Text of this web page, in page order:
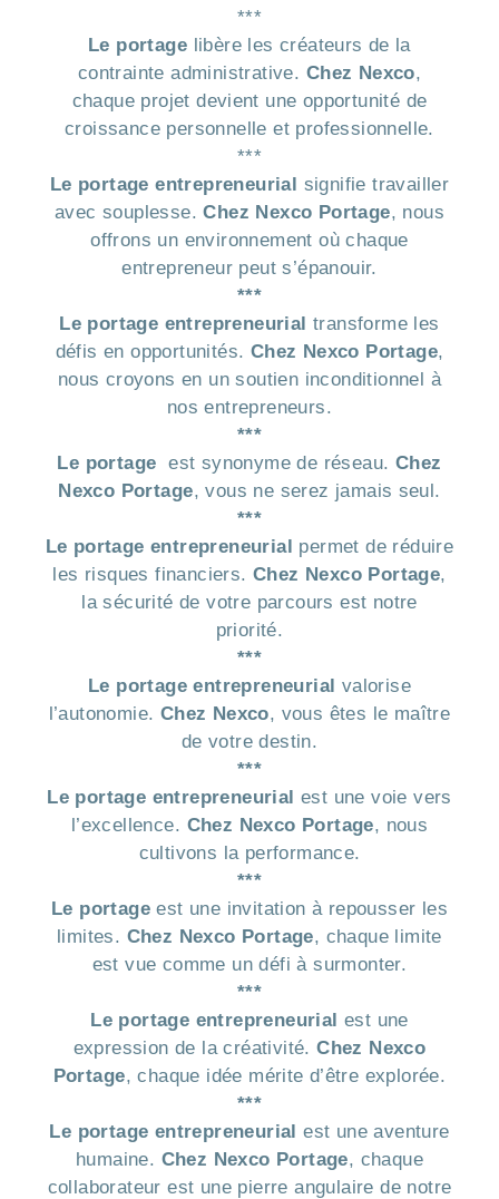
***
Le portage libère les créateurs de la
contrainte administrative. Chez Nexco,
chaque projet devient une opportunité de
croissance personnelle et professionnelle.
***
Le portage entrepreneurial signifie travailler
avec souplesse.Chez Nexco Portage, nous
offrons un environnement où chaque
entrepreneur peut s’épanouir.
***
Le portage entrepreneurial transforme les
défis en opportunités. Chez Nexco Portage,
nous croyons en un soutien inconditionnel à
nos entrepreneurs.
***
Le portage est synonyme de réseau. Chez
Nexco Portage, vous ne serez jamais seul.
***
Le portage entrepreneurial permet de réduire
les risques financiers. Chez Nexco Portage,
la sécurité de votre parcours est notre
priorité.
***
Le portage entrepreneurial valorise
l’autonomie. Chez Nexco, vous êtes le maître
de votre destin.
***
Le portage entrepreneurial est une voie vers
l’excellence. Chez Nexco Portage, nous
cultivons la performance.
***
Le portageest une invitation à repousser les
limites. Chez Nexco Portage, chaque limite
est vue comme un défi à surmonter.
***
Le portage entrepreneurial est une
expression de la créativité.Chez Nexco
Portage, chaque idée mérite d’être explorée.
***
Le portage entrepreneurial est une aventure
humaine. Chez Nexco Portage, chaque
collaborateur est une pierre angulaire de notre